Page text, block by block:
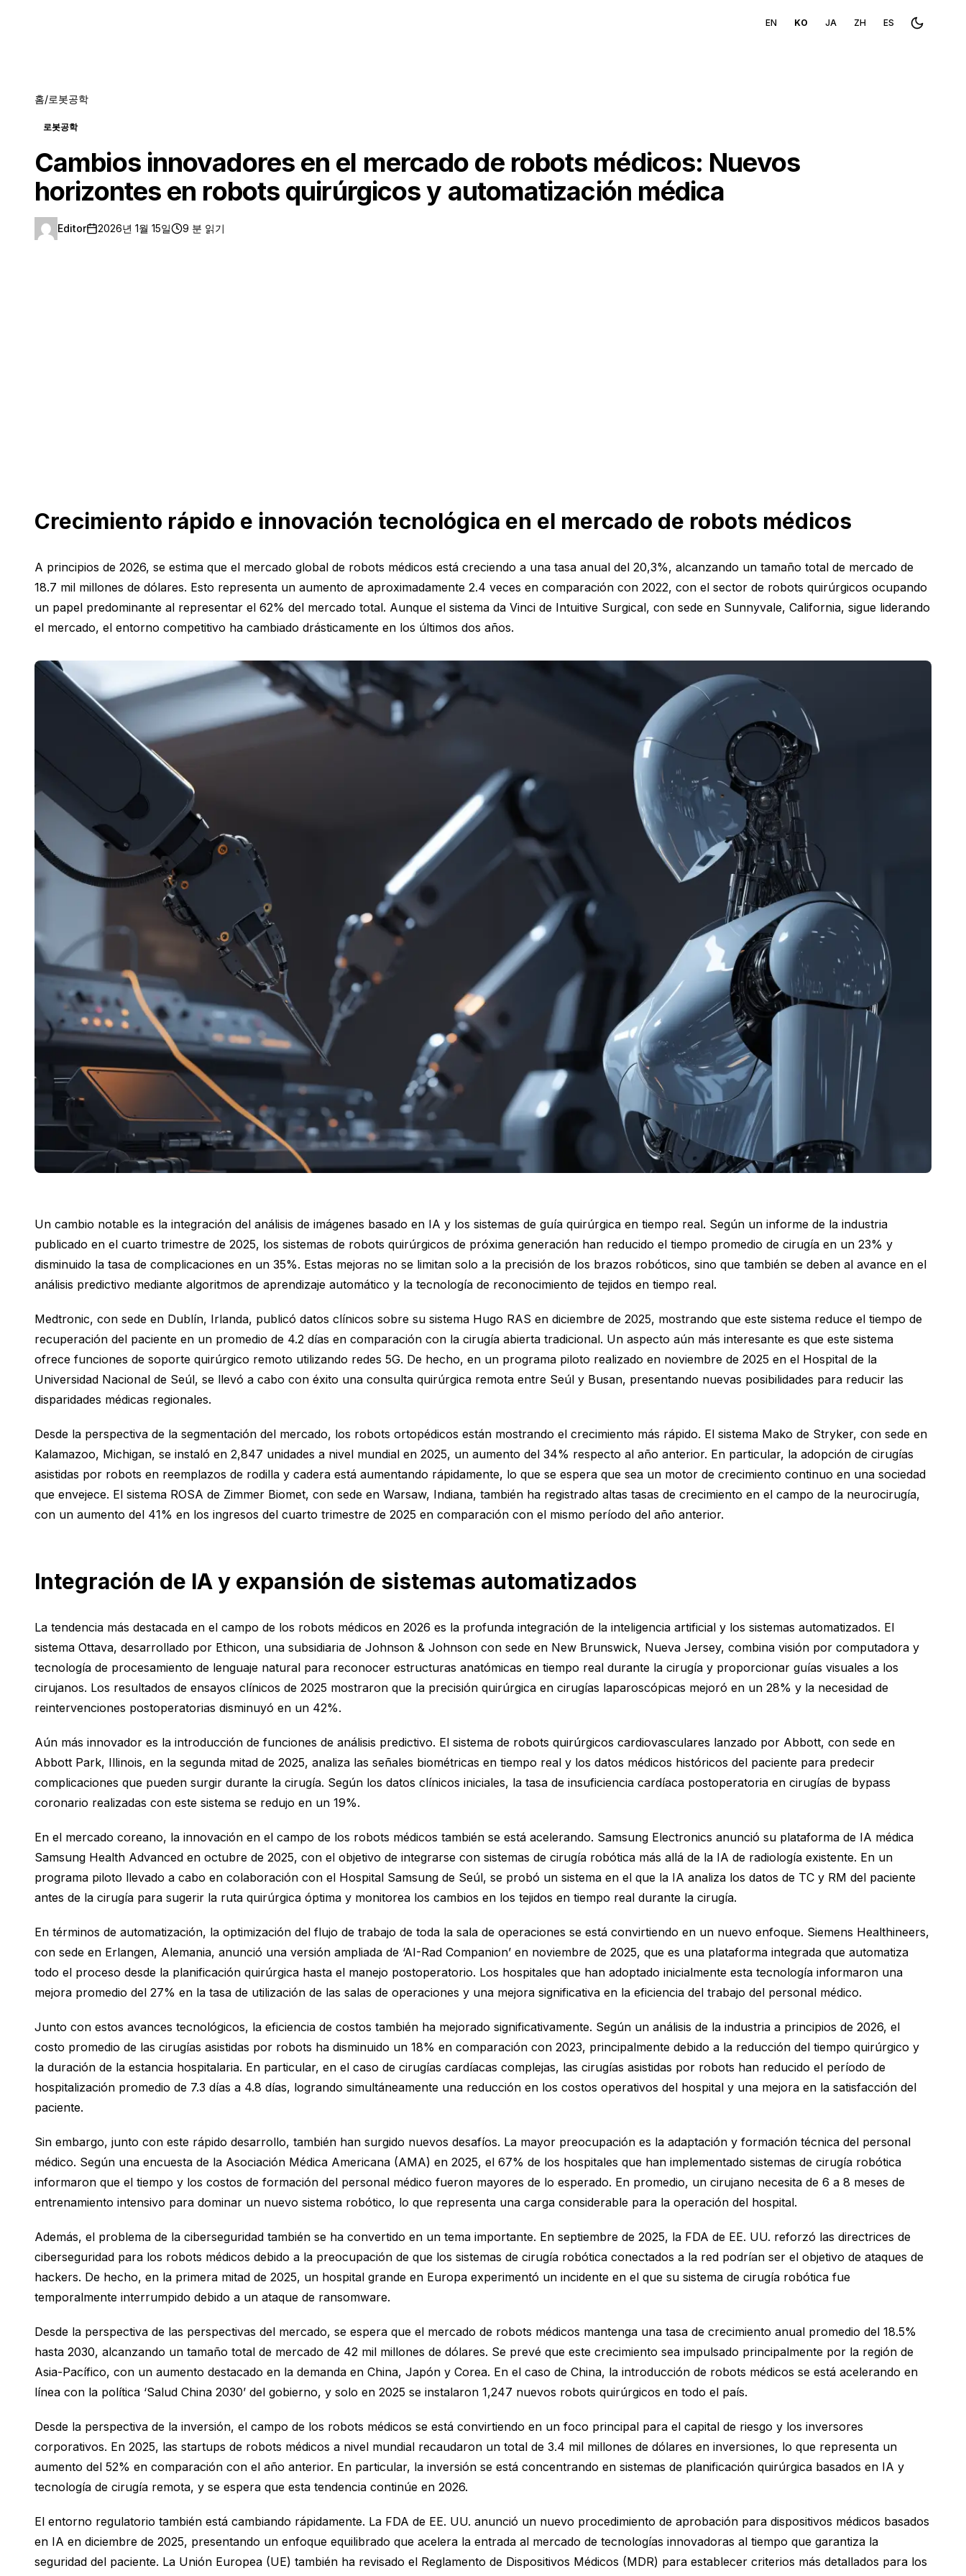
EN KO JA ZH ES Toggle
홈/로봇공학
로봇공학
Cambios innovadores en el mercado de robots médicos: Nuevos
horizontes en robots quirúrgicos y automatización médica
Editor 2026년 1월 15일 9 분 읽기
Crecimiento rápido e innovación tecnológica en el mercado de robots médicos
A principios de 2026, se estima que el mercado global de robots médicos está creciendo a una tasa anual del 20,3%, alcanzando un tamaño total de mercado de
18.7 mil millones de dólares. Esto representa un aumento de aproximadamente 2.4 veces en comparación con 2022, con el sector de robots quirúrgicos ocupando
un papel predominante al representar el 62% del mercado total. Aunque el sistema da Vinci de Intuitive Surgical, con sede en Sunnyvale, California, sigue liderando
el mercado, el entorno competitivo ha cambiado drásticamente en los últimos dos años.
Un cambio notable es la integración del análisis de imágenes basado en IA y los sistemas de guía quirúrgica en tiempo real. Según un informe de la industria
publicado en el cuarto trimestre de 2025, los sistemas de robots quirúrgicos de próxima generación han reducido el tiempo promedio de cirugía en un 23% y
disminuido la tasa de complicaciones en un 35%. Estas mejoras no se limitan solo a la precisión de los brazos robóticos, sino que también se deben al avance en el
análisis predictivo mediante algoritmos de aprendizaje automático y la tecnología de reconocimiento de tejidos en tiempo real.
Medtronic, con sede en Dublín, Irlanda, publicó datos clínicos sobre su sistema Hugo RAS en diciembre de 2025, mostrando que este sistema reduce el tiempo de
recuperación del paciente en un promedio de 4.2 días en comparación con la cirugía abierta tradicional. Un aspecto aún más interesante es que este sistema
ofrece funciones de soporte quirúrgico remoto utilizando redes 5G. De hecho, en un programa piloto realizado en noviembre de 2025 en el Hospital de la
Universidad Nacional de Seúl, se llevó a cabo con éxito una consulta quirúrgica remota entre Seúl y Busan, presentando nuevas posibilidades para reducir las
disparidades médicas regionales.
Desde la perspectiva de la segmentación del mercado, los robots ortopédicos están mostrando el crecimiento más rápido. El sistema Mako de Stryker, con sede en
Kalamazoo, Michigan, se instaló en 2,847 unidades a nivel mundial en 2025, un aumento del 34% respecto al año anterior. En particular, la adopción de cirugías
asistidas por robots en reemplazos de rodilla y cadera está aumentando rápidamente, lo que se espera que sea un motor de crecimiento continuo en una sociedad
que envejece. El sistema ROSA de Zimmer Biomet, con sede en Warsaw, Indiana, también ha registrado altas tasas de crecimiento en el campo de la neurocirugía,
con un aumento del 41% en los ingresos del cuarto trimestre de 2025 en comparación con el mismo período del año anterior.
Integración de IA y expansión de sistemas automatizados
La tendencia más destacada en el campo de los robots médicos en 2026 es la profunda integración de la inteligencia artificial y los sistemas automatizados. El
sistema Ottava, desarrollado por Ethicon, una subsidiaria de Johnson & Johnson con sede en New Brunswick, Nueva Jersey, combina visión por computadora y
tecnología de procesamiento de lenguaje natural para reconocer estructuras anatómicas en tiempo real durante la cirugía y proporcionar guías visuales a los
cirujanos. Los resultados de ensayos clínicos de 2025 mostraron que la precisión quirúrgica en cirugías laparoscópicas mejoró en un 28% y la necesidad de
reintervenciones postoperatorias disminuyó en un 42%.
Aún más innovador es la introducción de funciones de análisis predictivo. El sistema de robots quirúrgicos cardiovasculares lanzado por Abbott, con sede en
Abbott Park, Illinois, en la segunda mitad de 2025, analiza las señales biométricas en tiempo real y los datos médicos históricos del paciente para predecir
complicaciones que pueden surgir durante la cirugía. Según los datos clínicos iniciales, la tasa de insuficiencia cardíaca postoperatoria en cirugías de bypass
coronario realizadas con este sistema se redujo en un 19%.
En el mercado coreano, la innovación en el campo de los robots médicos también se está acelerando. Samsung Electronics anunció su plataforma de IA médica
Samsung Health Advanced en octubre de 2025, con el objetivo de integrarse con sistemas de cirugía robótica más allá de la IA de radiología existente. En un
programa piloto llevado a cabo en colaboración con el Hospital Samsung de Seúl, se probó un sistema en el que la IA analiza los datos de TC y RM del paciente
antes de la cirugía para sugerir la ruta quirúrgica óptima y monitorea los cambios en los tejidos en tiempo real durante la cirugía.
En términos de automatización, la optimización del flujo de trabajo de toda la sala de operaciones se está convirtiendo en un nuevo enfoque. Siemens Healthineers,
con sede en Erlangen, Alemania, anunció una versión ampliada de ‘AI-Rad Companion’ en noviembre de 2025, que es una plataforma integrada que automatiza
todo el proceso desde la planificación quirúrgica hasta el manejo postoperatorio. Los hospitales que han adoptado inicialmente esta tecnología informaron una
mejora promedio del 27% en la tasa de utilización de las salas de operaciones y una mejora significativa en la eficiencia del trabajo del personal médico.
Junto con estos avances tecnológicos, la eficiencia de costos también ha mejorado significativamente. Según un análisis de la industria a principios de 2026, el
costo promedio de las cirugías asistidas por robots ha disminuido un 18% en comparación con 2023, principalmente debido a la reducción del tiempo quirúrgico y
la duración de la estancia hospitalaria. En particular, en el caso de cirugías cardíacas complejas, las cirugías asistidas por robots han reducido el período de
hospitalización promedio de 7.3 días a 4.8 días, logrando simultáneamente una reducción en los costos operativos del hospital y una mejora en la satisfacción del
paciente.
Sin embargo, junto con este rápido desarrollo, también han surgido nuevos desafíos. La mayor preocupación es la adaptación y formación técnica del personal
médico. Según una encuesta de la Asociación Médica Americana (AMA) en 2025, el 67% de los hospitales que han implementado sistemas de cirugía robótica
informaron que el tiempo y los costos de formación del personal médico fueron mayores de lo esperado. En promedio, un cirujano necesita de 6 a 8 meses de
entrenamiento intensivo para dominar un nuevo sistema robótico, lo que representa una carga considerable para la operación del hospital.
Además, el problema de la ciberseguridad también se ha convertido en un tema importante. En septiembre de 2025, la FDA de EE. UU. reforzó las directrices de
ciberseguridad para los robots médicos debido a la preocupación de que los sistemas de cirugía robótica conectados a la red podrían ser el objetivo de ataques de
hackers. De hecho, en la primera mitad de 2025, un hospital grande en Europa experimentó un incidente en el que su sistema de cirugía robótica fue
temporalmente interrumpido debido a un ataque de ransomware.
Desde la perspectiva de las perspectivas del mercado, se espera que el mercado de robots médicos mantenga una tasa de crecimiento anual promedio del 18.5%
hasta 2030, alcanzando un tamaño total de mercado de 42 mil millones de dólares. Se prevé que este crecimiento sea impulsado principalmente por la región de
Asia-Pacífico, con un aumento destacado en la demanda en China, Japón y Corea. En el caso de China, la introducción de robots médicos se está acelerando en
línea con la política ‘Salud China 2030’ del gobierno, y solo en 2025 se instalaron 1,247 nuevos robots quirúrgicos en todo el país.
Desde la perspectiva de la inversión, el campo de los robots médicos se está convirtiendo en un foco principal para el capital de riesgo y los inversores
corporativos. En 2025, las startups de robots médicos a nivel mundial recaudaron un total de 3.4 mil millones de dólares en inversiones, lo que representa un
aumento del 52% en comparación con el año anterior. En particular, la inversión se está concentrando en sistemas de planificación quirúrgica basados en IA y
tecnología de cirugía remota, y se espera que esta tendencia continúe en 2026.
El entorno regulatorio también está cambiando rápidamente. La FDA de EE. UU. anunció un nuevo procedimiento de aprobación para dispositivos médicos basados
en IA en diciembre de 2025, presentando un enfoque equilibrado que acelera la entrada al mercado de tecnologías innovadoras al tiempo que garantiza la
seguridad del paciente. La Unión Europea (UE) también ha revisado el Reglamento de Dispositivos Médicos (MDR) para establecer criterios más detallados para los